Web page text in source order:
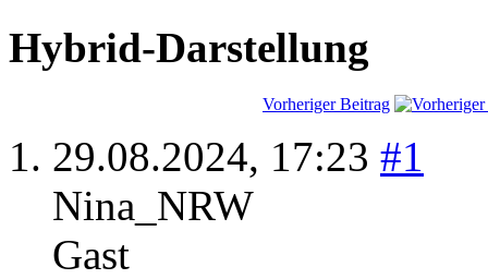
Hybrid-Darstellung
Vorheriger Beitrag
29.08.2024, 17:23 #1
Nina_NRW
Gast